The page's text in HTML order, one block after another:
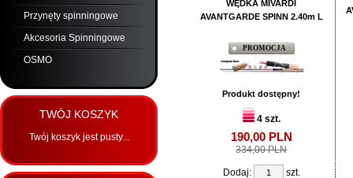
Przynęty spinningowe
Akcesoria Spinningowe
OSMO
TWÓJ KOSZYK
Twój koszyk jest pusty...
WĘDKA MIVARDI
AVANTGARDE SPINN 2.40m L
PROMOCJA
Produkt dostępny!
4 szt.
190,00PLN
334,00 PLN
Dodaj: szt.